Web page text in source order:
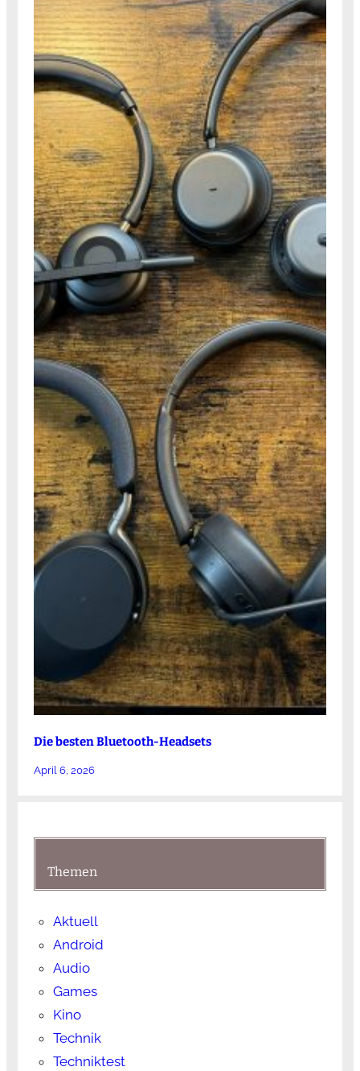
Die besten Bluetooth-Headsets
April 6, 2026
Themen
Aktuell
Android
Audio
Games
Kino
Technik
Techniktest